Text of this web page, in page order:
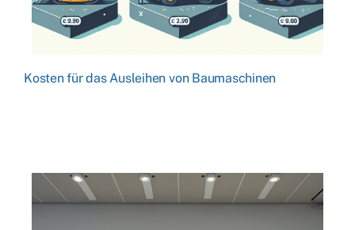
Kosten für das Ausleihen von Baumaschinen